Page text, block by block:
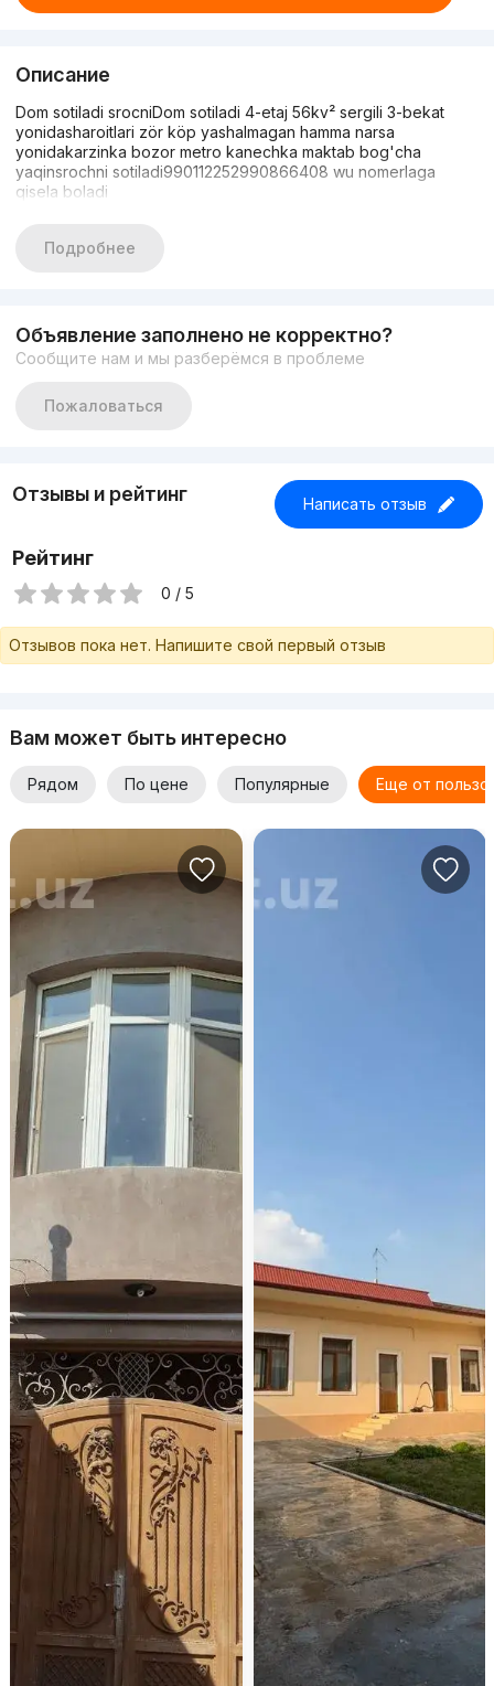
Описание
Dom sotiladi srocniDom sotiladi 4-etaj 56kv² sergili 3-bekat
yonidasharoitlari zör köp yashalmagan hamma narsa
yonidakarzinka bozor metro kanechka maktab bog'cha
yaqinsrochni sotiladi990112252990866408 wu nomerlaga
qisela boladi
Подробнее
Объявление заполнено не корректно?
Сообщите нам и мы разберёмся в проблеме
Пожаловаться
Отзывы и рейтинг Написать отзыв
Рейтинг
0 / 5
Отзывов пока нет. Напишите свой первый отзыв
Вам может быть интересно
Рядом По цене Популярные Еще от